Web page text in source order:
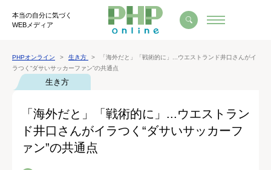
本当の自分に気づく
WEBメディア
PHPオンライン 生き方
「海外だと」「戦術的に」...ウエストランド井口さんがイ
ラつく“ダサいサッカーファン”の共通点
生き方
「海外だと」「戦術的に」...ウエストラン
ド井口さんがイラつく“ダサいサッカーフ
ァン”の共通点